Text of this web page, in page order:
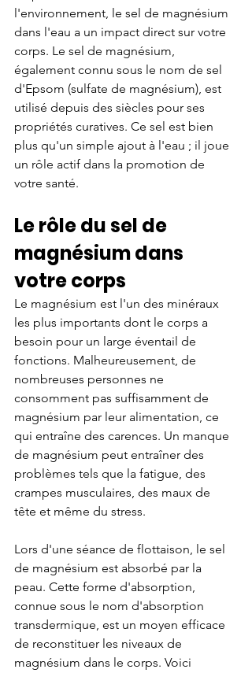
l'environnement, le sel de magnésium
dans l'eau a un impact direct sur votre
corps. Le sel de magnésium,
également connu sous le nom de sel
d'Epsom (sulfate de magnésium), est
utilisé depuis des siècles pour ses
propriétés curatives. Ce sel est bien
plus qu'un simple ajout à l'eau ; il joue
un rôle actif dans la promotion de
votre santé.
Le rôle du sel de
magnésium dans
votre corps
Le magnésium est l'un des minéraux
les plus importants dont le corps a
besoin pour un large éventail de
fonctions. Malheureusement, de
nombreuses personnes ne
consomment pas suffisamment de
magnésium par leur alimentation, ce
qui entraîne des carences. Un manque
de magnésium peut entraîner des
problèmes tels que la fatigue, des
crampes musculaires, des maux de
tête et même du stress.
Lors d'une séance de flottaison, le sel
de magnésium est absorbé par la
peau. Cette forme d'absorption,
connue sous le nom d'absorption
transdermique, est un moyen efficace
de reconstituer les niveaux de
magnésium dans le corps. Voici